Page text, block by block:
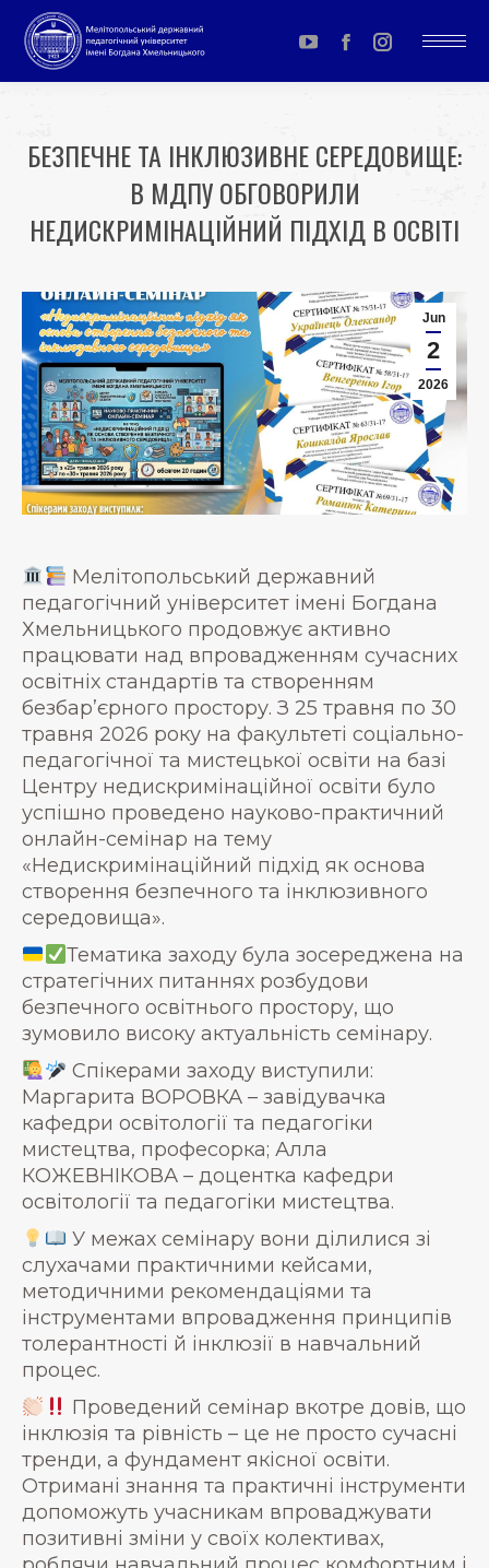
YouTube
page
in
new
window
Facebook
page
in
new
window
Instagram
page
in
window
БЕЗПЕЧНЕ ТА ІНКЛЮЗИВНЕ СЕРЕДОВИЩЕ:
В МДПУ ОБГОВОРИЛИ
НЕДИСКРИМІНАЦІЙНИЙ ПІДХІД В ОСВІТІ
Jun
2
2026
Мелітопольський державний
педагогічний університет імені Богдана
Хмельницького продовжує активно
працювати над впровадженням сучасних
освітніх стандартів та створенням
безбар’єрного простору. З 25 травня по 30
травня 2026 року на факультеті соціально-
педагогічної та мистецької освіти на базі
Центру недискримінаційної освіти було
успішно проведено науково-практичний
онлайн-семінар на тему
«Недискримінаційний підхід як основа
створення безпечного та інклюзивного
середовища».
Тематика заходу була зосереджена на
стратегічних питаннях розбудови
безпечного освітнього простору, що
зумовило високу актуальність семінару.
Спікерами заходу виступили:
Маргарита ВОРОВКА – завідувачка
кафедри освітології та педагогіки
мистецтва, професорка; Алла
КОЖЕВНІКОВА – доцентка кафедри
освітології та педагогіки мистецтва.
У межах семінару вони ділилися зі
слухачами практичними кейсами,
методичними рекомендаціями та
інструментами впровадження принципів
толерантності й інклюзії в навчальний
процес.
Проведений семінар вкотре довів, що
інклюзія та рівність – це не просто сучасні
тренди, а фундамент якісної освіти.
Отримані знання та практичні інструменти
допоможуть учасникам впроваджувати
позитивні зміни у своїх колективах,